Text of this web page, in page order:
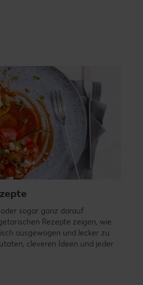
sogar ganz darauf
Rezepte zeigen, wie
ausgewogen und lecker zu
cleveren Ideen und jeder